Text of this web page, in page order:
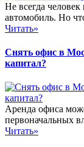
Не всегда
автомобиль. Но
Читать»
Снять офис в
капитал?
Аренда офиса
первоначальных
Читать»